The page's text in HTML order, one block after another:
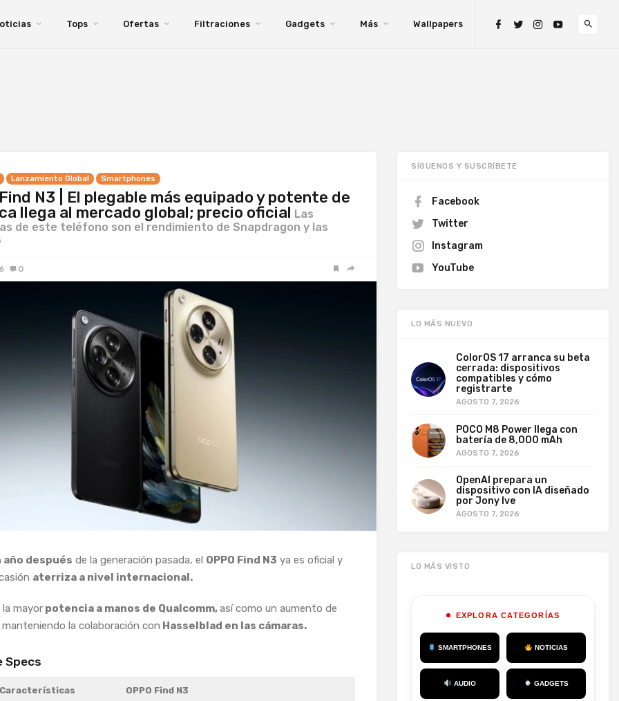
Tops Ofertas Filtraciones Gadgets Más Wallpapers
Lanzamiento Global Smartphones
Find N3 | El plegable más equipado y potente de
llega al mercado global; precio oficial Las
de este teléfono son el rendimiento de Snapdragon y las
0
año después de la generación pasada, el OPPO Find N3 ya es oficial y
aterriza a nivel internacional.
mayor potencia a manos de Qualcomm,así como un aumento de
la colaboración con Hasselblad en las cámaras.
Specs
Características OPPO Find N3
SÍGUENOS Y SUSCRÍBETE
Facebook
Twitter
Instagram
YouTube
LO MÁS NUEVO
ColorOS 17 arranca su beta
cerrada: dispositivos
compatibles y cómo
registrarte
AGOSTO 7, 2026
POCO M8 Power llega con
batería de 8,000 mAh
AGOSTO 7, 2026
OpenAI prepara un
dispositivo con IA diseñado
por Jony Ive
AGOSTO 7, 2026
LO MÁS VISTO
EXPLORA CATEGORÍAS
SMARTPHONES NOTICIAS
AUDIO GADGETS